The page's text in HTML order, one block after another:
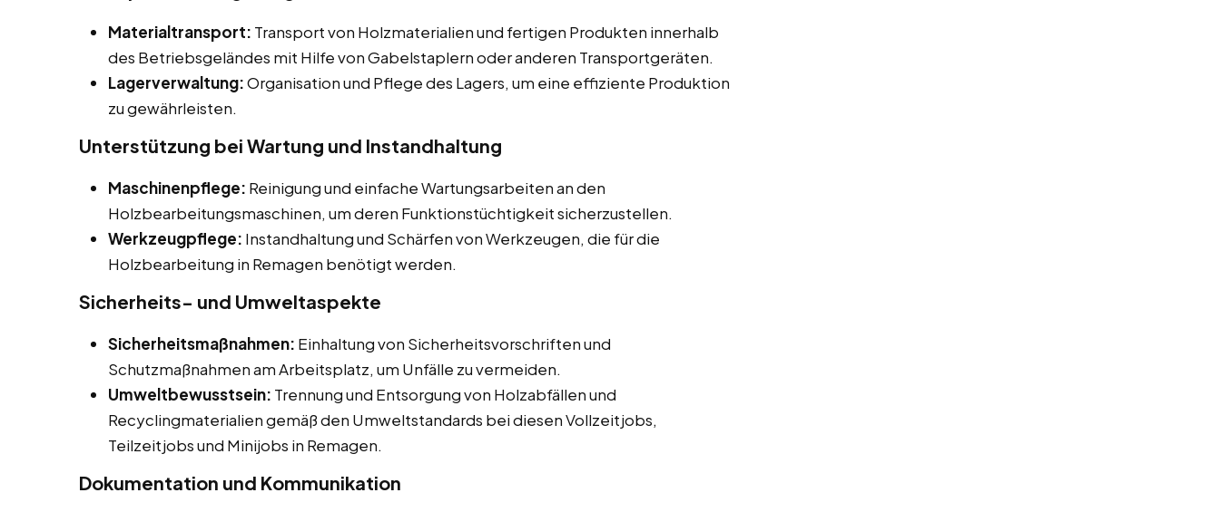
Materialtransport: Transport von Holzmaterialien und fertigen Produkten innerhalb
des Betriebsgeländes mit Hilfe von Gabelstaplern oder anderen Transportgeräten.
Lagerverwaltung:Organisation und Pflege des Lagers, um eine effiziente Produktion
zu gewährleisten.
Unterstützung bei Wartung und Instandhaltung
Maschinenpflege: Reinigung und einfache Wartungsarbeiten an den
Holzbearbeitungsmaschinen, um deren Funktionstüchtigkeit sicherzustellen.
Werkzeugpflege: Instandhaltung und Schärfen von Werkzeugen, die für die
Holzbearbeitung in Remagen benötigt werden.
Sicherheits- und Umweltaspekte
Sicherheitsmaßnahmen: Einhaltung von Sicherheitsvorschriften und
Schutzmaßnahmen am Arbeitsplatz, um Unfälle zu vermeiden.
Umweltbewusstsein: Trennung und Entsorgung von Holzabfällen und
Recyclingmaterialien gemäß den Umweltstandards bei diesen Vollzeitjobs,
Teilzeitjobs und Minijobs in Remagen.
Dokumentation und Kommunikation